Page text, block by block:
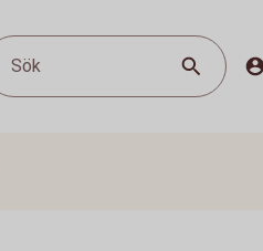
Sök